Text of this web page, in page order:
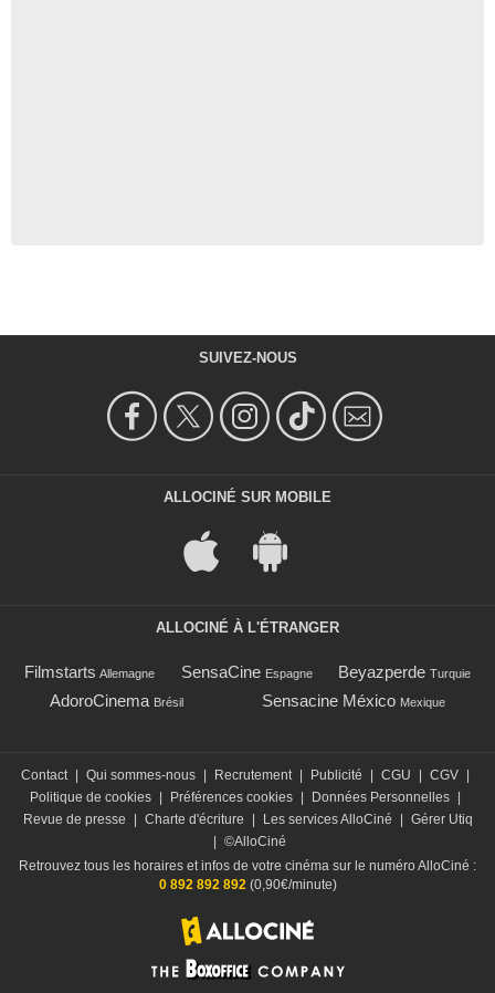
SUIVEZ-NOUS
ALLOCINÉ SUR MOBILE
ALLOCINÉ À L'ÉTRANGER
Filmstarts Allemagne SensaCine Espagne Beyazperde Turquie
AdoroCinema Brésil Sensacine México Mexique
Contact Qui sommes-nous Recrutement Publicité CGU CGV
Politique de cookies
Préférences cookies Données Personnelles
Revue de presse
Charte d'écriture Les services AlloCiné
Gérer Utiq
©AlloCiné
Retrouvez tous les horaires et infos de votre cinéma sur le numéro AlloCiné :
0 892 892 892(0,90€/minute)